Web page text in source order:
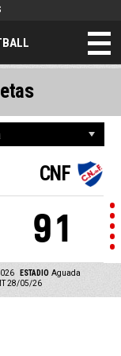
CNF
91
ESTADIO Aguada
28/05/26